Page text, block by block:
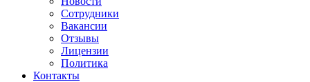
Сотрудники
Вакансии
Отзывы
Лицензии
Политика
Контакты